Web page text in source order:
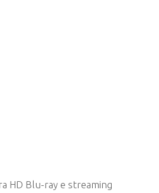
HD Blu-ray e streaming